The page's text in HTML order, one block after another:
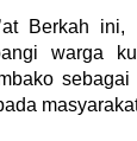
Berkah ini,
warga